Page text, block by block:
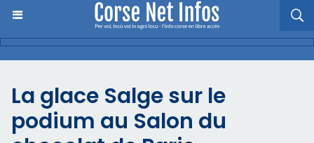
La glace Salge sur le
podium au Salon du